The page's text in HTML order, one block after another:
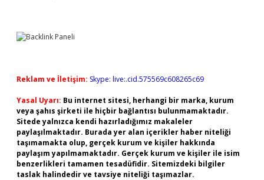
Reklam ve İletişim: Skype: live:.cid.575569c608265c69
Yasal Uyarı: Bu internet sitesi, herhangi bir marka, kurum
veya şahıs şirketi ile hiçbir bağlantısı bulunmamaktadır.
Sitede yalnızca kendi hazırladığımız makaleler
paylaşılmaktadır. Burada yer alan içerikler haber niteliği
taşımamakta olup, gerçek kurum ve kişiler hakkında
paylaşım yapılmamaktadır. Gerçek kurum ve kişiler ile isim
benzerlikleri tamamen tesadüfidir. Sitemizdeki bilgiler
taslak halindedir ve tavsiye niteliği taşımazlar.